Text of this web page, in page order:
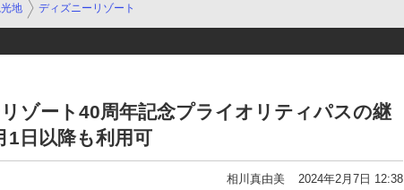
地 ディズニーリゾート
ゾート40周年記念プライオリティパスの継
日以降も利用可
相川真由美 2024年2月7日 12:38